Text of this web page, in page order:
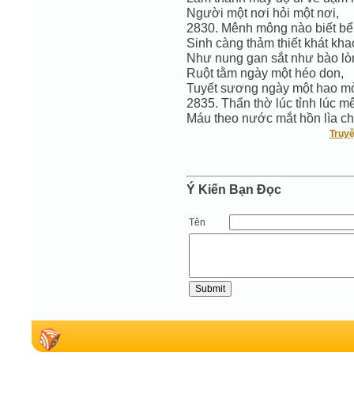
Người một nơi hỏi một nơi,
2830. Mênh mông nào biết
Sinh càng thảm thiết khát
Như nung gan sắt như bào
Ruột tằm ngày một héo don,
Tuyết sương ngày một hao
2835. Thẩn thờ lúc tỉnh lúc
Máu theo nước mắt hồn lìa
Ý Kiến Bạn Ðọc
Tên